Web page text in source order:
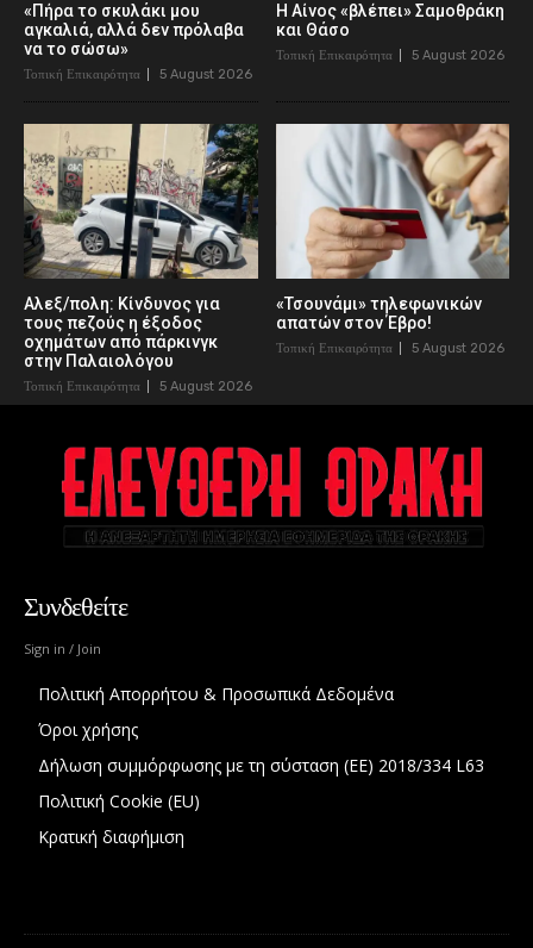
«Πήρα το σκυλάκι μου
αγκαλιά, αλλά δεν πρόλαβα
να το σώσω»
Τοπική Επικαιρότητα 5 August 2026
Η Αίνος «βλέπει» Σαμοθράκη
και Θάσο
Τοπική Επικαιρότητα 5 August 2026
Αλεξ/πολη: Κίνδυνος για
τους πεζούς η έξοδος
οχημάτων από πάρκινγκ
στην Παλαιολόγου
Τοπική Επικαιρότητα 5 August 2026
«Τσουνάμι» τηλεφωνικών
απατών στον Έβρο!
Τοπική Επικαιρότητα 5 August 2026
Συνδεθείτε
Sign in / Join
Πολιτική Απορρήτου & Προσωπικά Δεδομένα
Όροι χρήσης
Δήλωση συμμόρφωσης με τη σύσταση (ΕΕ) 2018/334 L63
Πολιτική Cookie (EU)
Κρατική διαφήμιση